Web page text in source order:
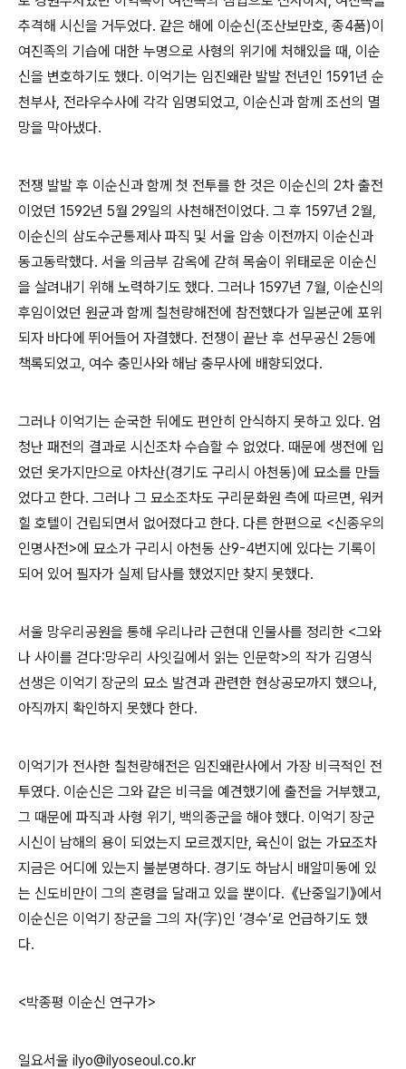
추격해 시신을 거두었다. 같은 해에 이순신(조산보만호, 종4품)이
여진족의 기습에 대한 누명으로 사형의 위기에 처해있을 때, 이순
신을 변호하기도 했다. 이억기는 임진왜란 발발 전년인 1591년 순
천부사, 전라우수사에 각각 임명되었고, 이순신과 함께 조선의 멸
망을 막아냈다.
전쟁 발발 후 이순신과 함께 첫 전투를 한 것은 이순신의 2차 출전
이었던 1592년 5월 29일의 사천해전이었다. 그 후 1597년 2월,
이순신의 삼도수군통제사 파직 및 서울 압송 이전까지 이순신과
동고동락했다. 서울 의금부 감옥에 갇혀 목숨이 위태로운 이순신
을 살려내기 위해 노력하기도 했다. 그러나 1597년 7월, 이순신의
후임이었던 원균과 함께 칠천량해전에 참전했다가 일본군에 포위
되자 바다에 뛰어들어 자결했다. 전쟁이 끝난 후 선무공신 2등에
책록되었고, 여수 충민사와 해남 충무사에 배향되었다.
그러나 이억기는 순국한 뒤에도 편안히 안식하지 못하고 있다. 엄
청난 패전의 결과로 시신조차 수습할 수 없었다. 때문에 생전에 입
었던 옷가지만으로 아차산(경기도 구리시 아천동)에 묘소를 만들
었다고 한다. 그러나 그 묘소조차도 구리문화원 측에 따르면, 워커
힐 호텔이 건립되면서 없어졌다고 한다. 다른 한편으로 <신종우의
인명사전>에 묘소가 구리시 아천동 산9-4번지에 있다는 기록이
되어 있어 필자가 실제 답사를 했었지만 찾지 못했다.
서울 망우리공원을 통해 우리나라 근현대 인물사를 정리한 <그와
나 사이를 걷다:망우리 사잇길에서 읽는 인문학>의 작가 김영식
선생은 이억기 장군의 묘소 발견과 관련한 현상공모까지 했으나,
아직까지 확인하지 못했다 한다.
이억기가 전사한 칠천량해전은 임진왜란사에서 가장 비극적인 전
투였다. 이순신은 그와 같은 비극을 예견했기에 출전을 거부했고,
그 때문에 파직과 사형 위기, 백의종군을 해야 했다. 이억기 장군
시신이 남해의 용이 되었는지 모르겠지만, 육신이 없는 가묘조차
지금은 어디에 있는지 불분명하다. 경기도 하남시 배알미동에 있
는 신도비만이 그의 혼령을 달래고 있을 뿐이다. 《난중일기》에서
이순신은 이억기 장군을 그의 자(字)인 ‘경수’로 언급하기도 했
다.
<박종평 이순신 연구가>
일요서울 ilyo@ilyoseoul.co.kr